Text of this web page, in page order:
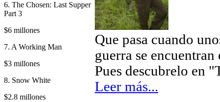
6. The Chosen: Last Supper
Part 3
$6 millones
7. A Working Man
$3 millones
8. Snow White
$2.8 millones
Que pasa cuando
guerra se
Pues descubrelo en
Leer más...